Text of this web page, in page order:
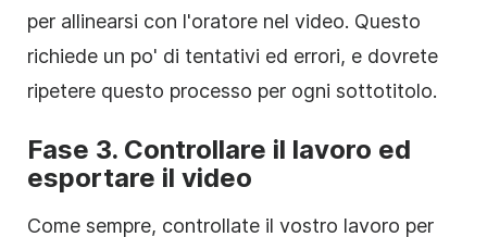
per allinearsi con l'oratore nel video. Questo
richiede un po' di tentativi ed errori, e dovrete
ripetere questo processo per ogni sottotitolo.
Fase 3. Controllare il lavoro ed
esportare il video
Come sempre, controllate il vostro lavoro per